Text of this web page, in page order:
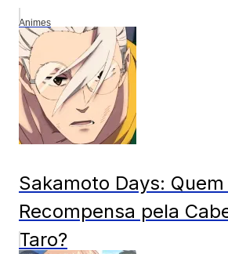
Animes
Sakamoto Days:
Recompensa pela
Taro?